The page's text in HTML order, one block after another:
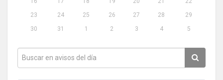
23
24 25 26 27 28
29
30
31 1 2 3 4 5